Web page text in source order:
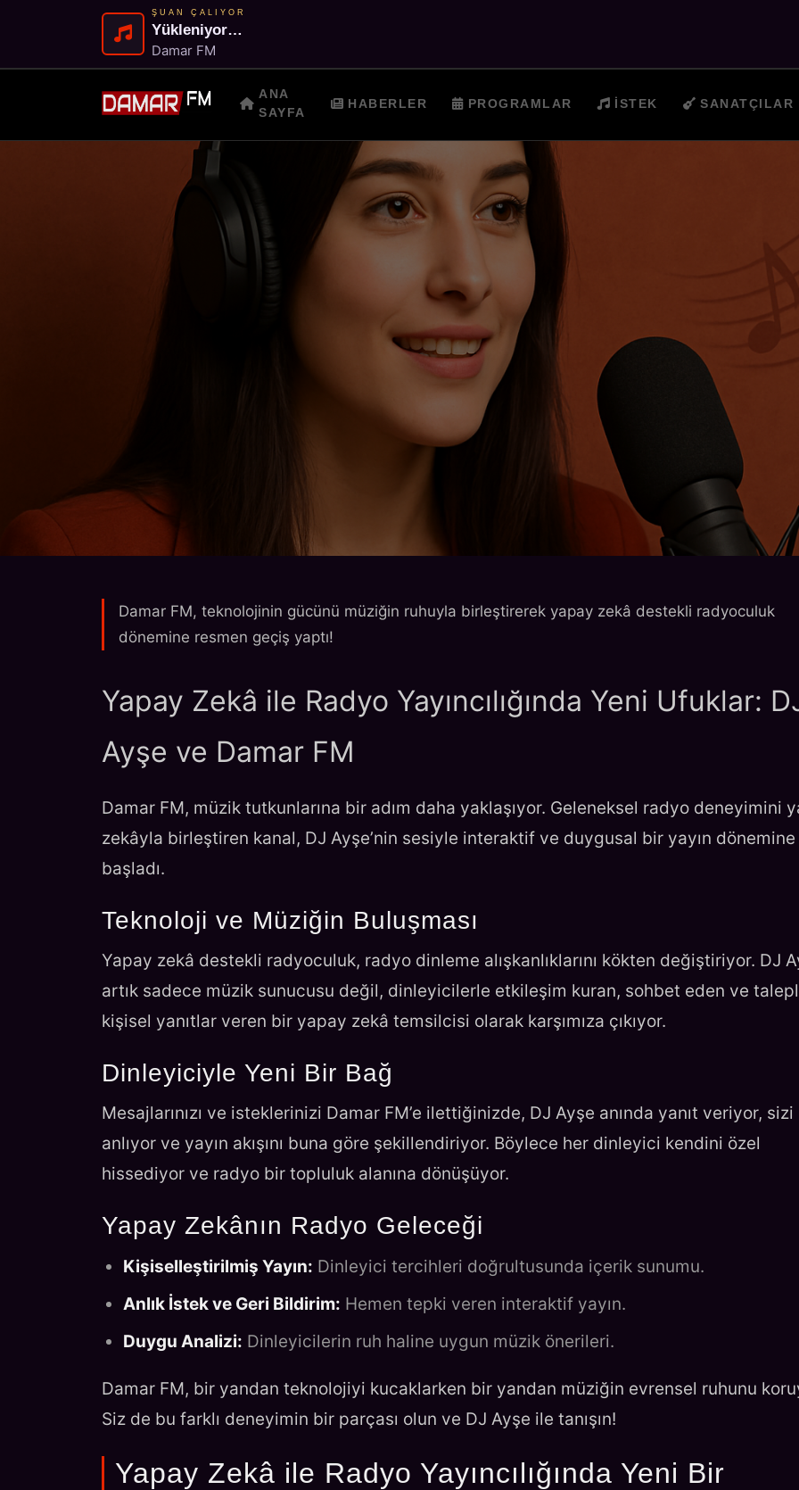
ŞUAN ÇALIYOR
Yükleniyor…
Damar FM
ANA
SAYFA
HABERLER PROGRAMLAR İSTEK SANATÇILAR
Haberler Damar FM'de Yeni Bir Dönem Başlıyor…
HABERLER
Damar FM'de Yeni Bir Dönem
Radyoculukla Tanışın!
Damar FM, teknolojinin gücünü müziğin ruhuyla birleştirerek yapay zekâ destekli radyoculuk
dönemine resmen geçiş yaptı!
Yapay Zekâ ile Radyo Yayıncılığında Yeni Ufuklar:
Ayşe ve Damar FM
Damar FM, müzik tutkunlarına bir adım daha yaklaşıyor. Geleneksel radyo deneyimini
zekâyla birleştiren kanal, DJ Ayşe’nin sesiyle interaktif ve duygusal bir yayın dönemine
başladı.
Teknoloji ve Müziğin Buluşması
Yapay zekâ destekli radyoculuk, radyo dinleme alışkanlıklarını kökten değiştiriyor. DJ
artık sadece müzik sunucusu değil, dinleyicilerle etkileşim kuran, sohbet eden ve
kişisel yanıtlar veren bir yapay zekâ temsilcisi olarak karşımıza çıkıyor.
Dinleyiciyle Yeni Bir Bağ
Mesajlarınızı ve isteklerinizi Damar FM’e ilettiğinizde, DJ Ayşe anında yanıt veriyor, sizi
anlıyor ve yayın akışını buna göre şekillendiriyor. Böylece her dinleyici kendini özel
hissediyor ve radyo bir topluluk alanına dönüşüyor.
Yapay Zekânın Radyo Geleceği
Kişiselleştirilmiş Yayın: Dinleyici tercihleri doğrultusunda içerik sunumu.
Anlık İstek ve Geri Bildirim: Hemen tepki veren interaktif yayın.
Duygu Analizi: Dinleyicilerin ruh haline uygun müzik önerileri.
Damar FM, bir yandan teknolojiyi kucaklarken bir yandan müziğin evrensel ruhunu
Siz de bu farklı deneyimin bir parçası olun ve DJ Ayşe ile tanışın!
Yapay Zekâ ile Radyo Yayıncılığında Yeni Bir